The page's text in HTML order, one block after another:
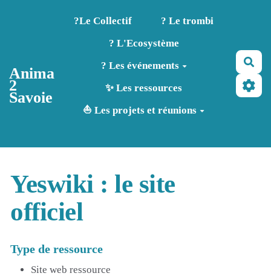
Aller au contenu principal
Anima
2
Savoie
?️Le Collectif
? Le trombi
? L'Ecosystème
? Les événements
✨ Les ressources
⛵ Les projets et réunions
Yeswiki : le site
officiel
Type de ressource
Site web ressource